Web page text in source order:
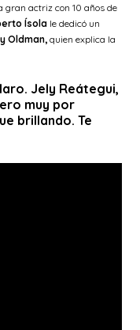
gran actriz con 10 años de
Ísola le dedicó un
Oldman,quien explica la
Jely Reátegui,
muy por
brillando. Te